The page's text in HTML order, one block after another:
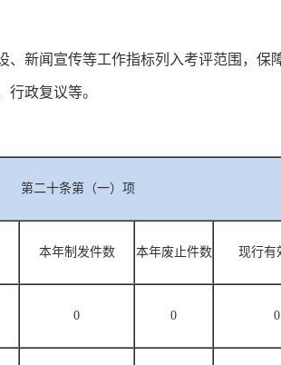
闻宣传等工作指标列入考评范围，保
政复议等。
第二十条第（一）项
本年制发件数 本年废止件数 现行有
0 0 0